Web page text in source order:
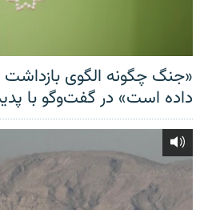
«جنگ چگونه الگوی بازداشت
داده است» در گفت‌وگو با